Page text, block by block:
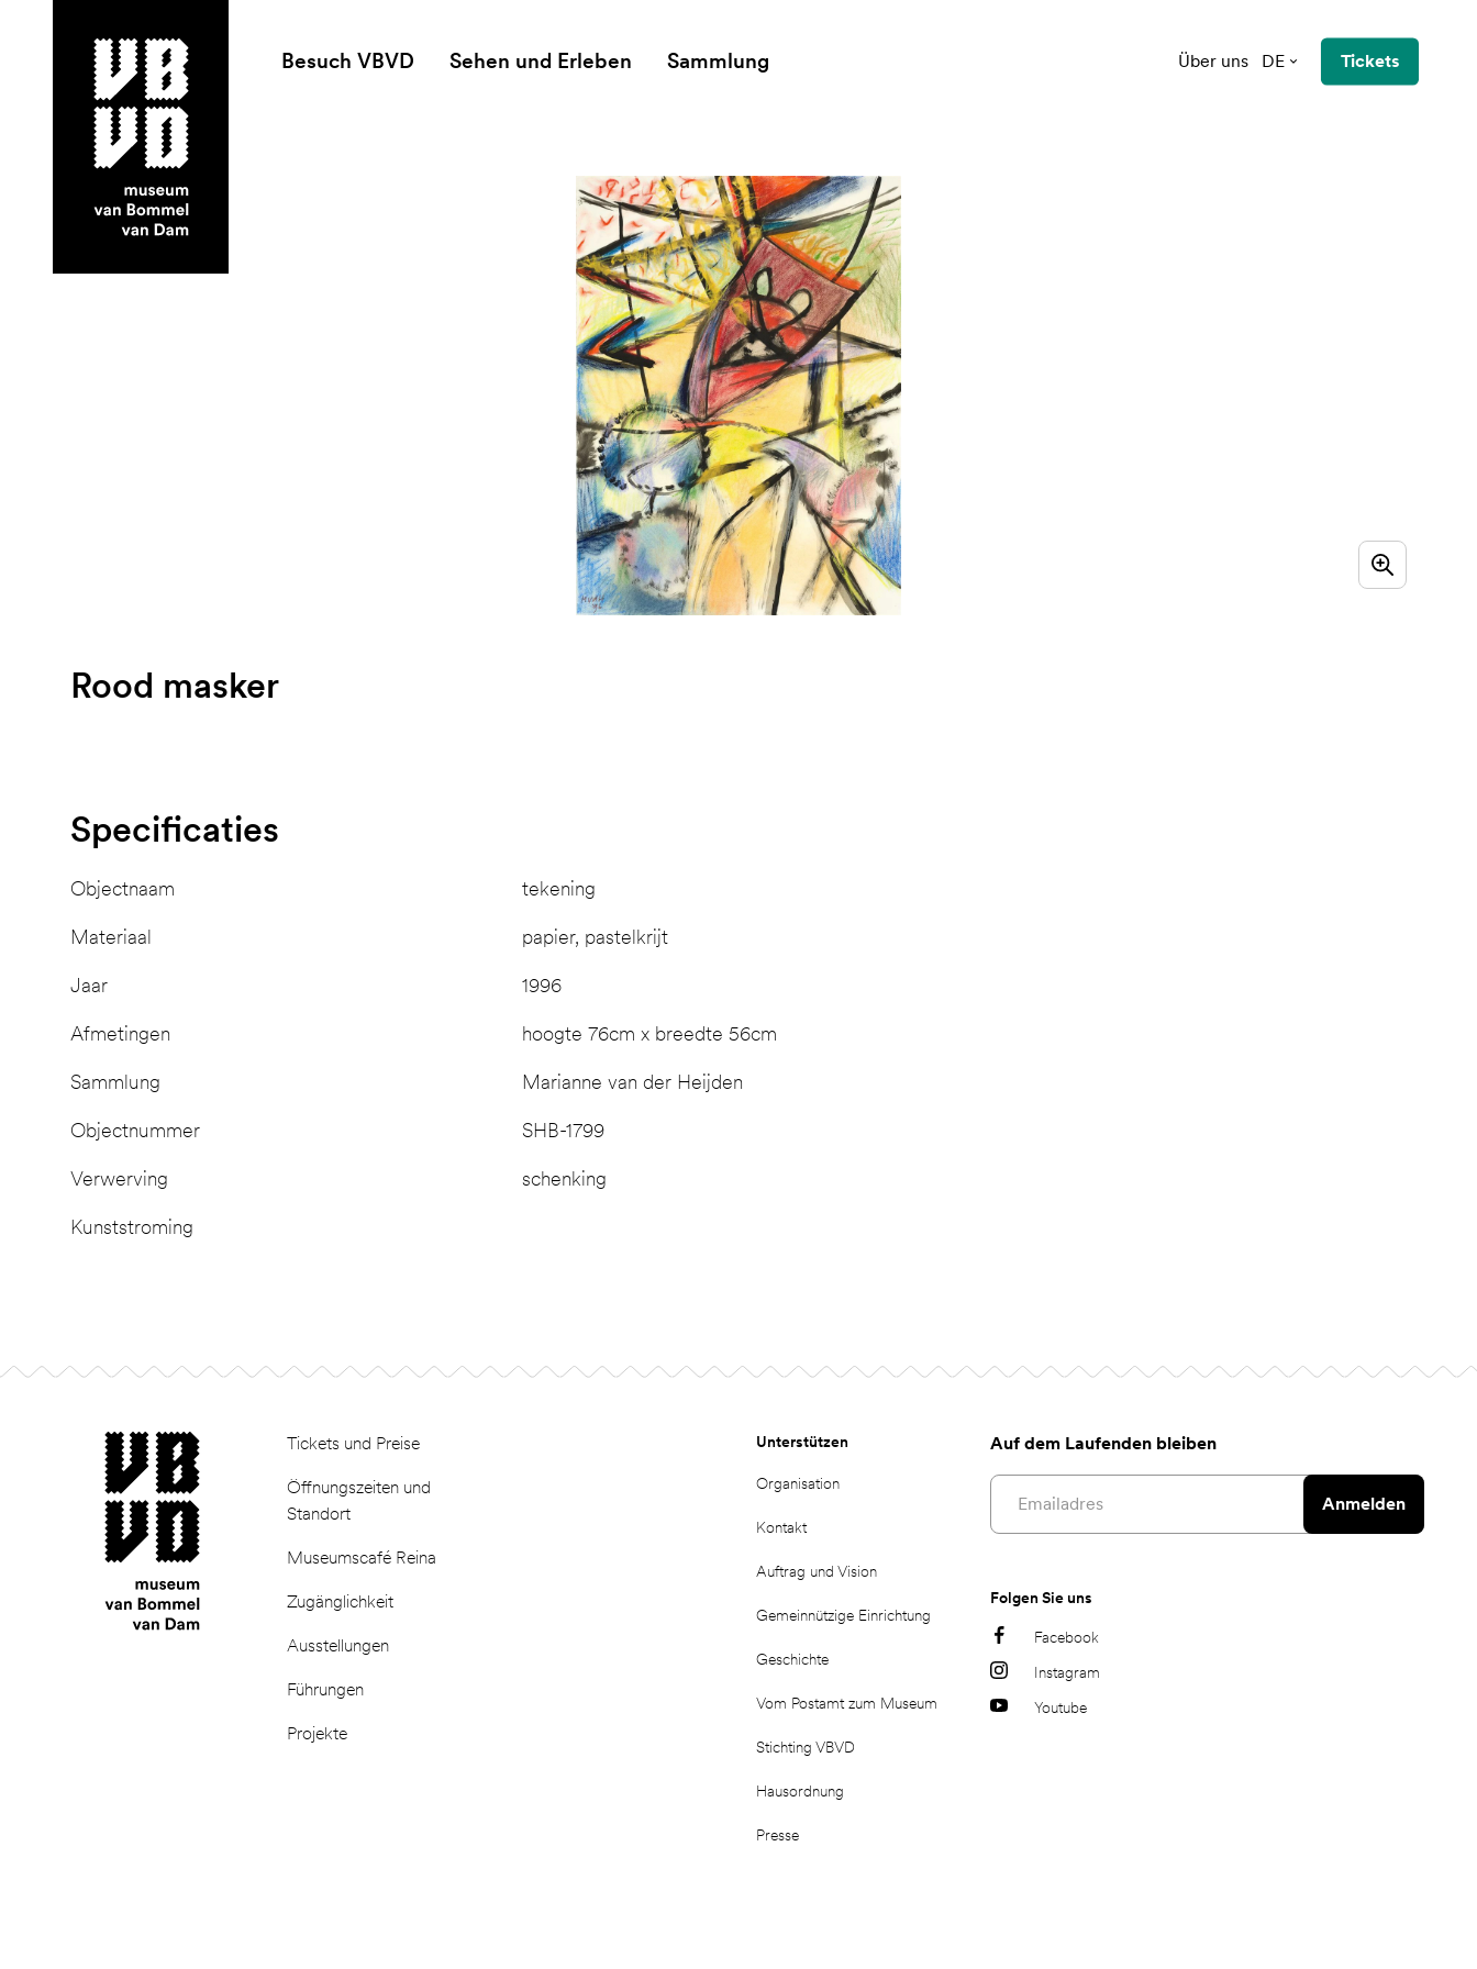
museum van Bommel van Dam
Besuch VBVD Sehen und Erleben Sammlung Über uns DE Tickets
Rood masker
Specificaties
Objectnaam tekening
Materiaal papier, pastelkrijt
Jaar 1996
Afmetingen hoogte 76cm x breedte 56cm
Sammlung Marianne van der Heijden
Objectnummer SHB-1799
Verwerving schenking
Kunststroming
Tickets und Preise
Öffnungszeiten und
Standort
Museumscafé Reina
Zugänglichkeit
Ausstellungen
Führungen
Projekte
museum van Bommel van Dam Unterstützen
Organisation
Kontakt
Auftrag und Vision
Gemeinnützige Einrichtung
Geschichte
Vom Postamt zum Museum
Stichting VBVD
Hausordnung
Presse
Auf dem Laufenden bleiben
Email address
Anmelden
Folgen Sie uns
Facebook
Instagram
Youtube